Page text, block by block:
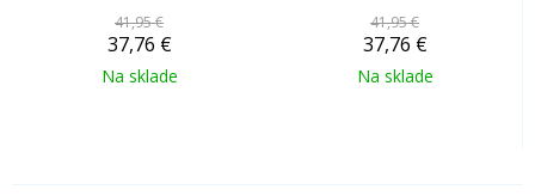
41,95 €
37,76 €
Na sklade
41,95 €
37,76 €
Na sklade